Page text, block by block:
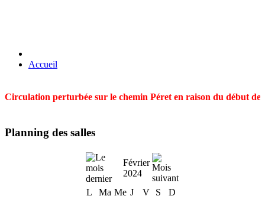
Accueil
Circulation perturbée sur le chemin Péret en raison du début
Planning des salles
Février
2024
L
Ma Me J V S
D